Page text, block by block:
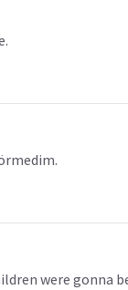
were gonna